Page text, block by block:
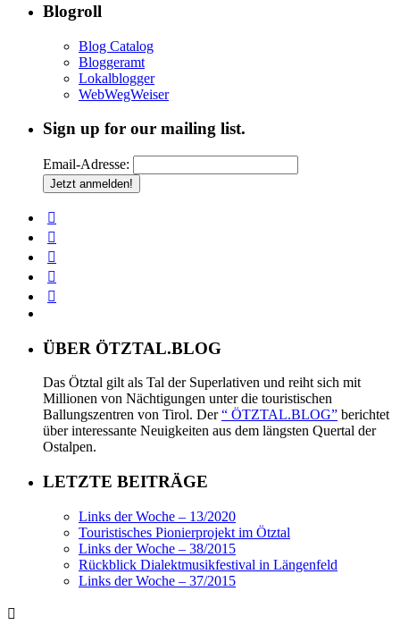
Blogroll
Blog Catalog
Bloggeramt
Lokalblogger
WebWegWeiser
Sign up for our mailing list.
Email-Adresse:
ÜBER ÖTZTAL.BLOG
Das Ötztal gilt als Tal der Superlativen und reiht sich mit
Millionen von Nächtigungen unter die touristischen
Ballungszentren von Tirol. Der“ ÖTZTAL.BLOG” berichtet
über interessante Neuigkeiten aus dem längsten Quertal der
Ostalpen.
LETZTE BEITRÄGE
Links der Woche – 13/2020
Touristisches Pionierprojekt im Ötztal
Links der Woche – 38/2015
Rückblick Dialektmusikfestival in Längenfeld
Links der Woche – 37/2015